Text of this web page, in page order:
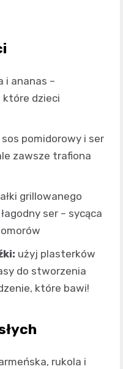
i ananas –
które dzieci
pomidorowy i ser
zawsze trafiona
grillowanego
ser – sycąca
użyj plasterków
do stworzenia
które bawi!
rukola i